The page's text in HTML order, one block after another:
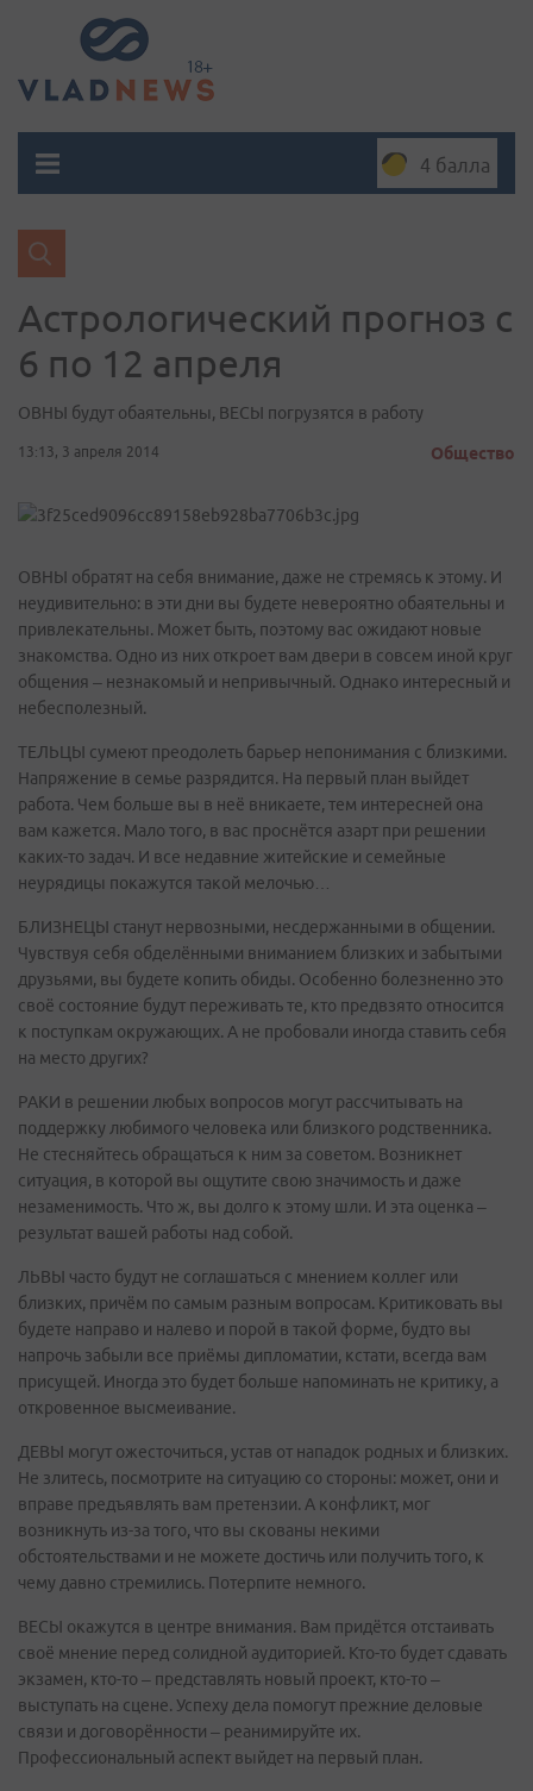
4 балла
Астрологический прогноз с
6 по 12 апреля
ОВНЫ будут обаятельны, ВЕСЫ погрузятся в работу
13:13, 3 апреля 2014 Общество
ОВНЫ обратят на себя внимание, даже не стремясь к этому. И
неудивительно: в эти дни вы будете невероятно обаятельны и
привлекательны. Может быть, поэтому вас ожидают новые
знакомства. Одно из них откроет вам двери в совсем иной круг
общения – незнакомый и непривычный. Однако интересный и
небесполезный.
ТЕЛЬЦЫ сумеют преодолеть барьер непонимания с близкими.
Напряжение в семье разрядится. На первый план выйдет
работа. Чем больше вы в неё вникаете, тем интересней она
вам кажется. Мало того, в вас проснётся азарт при решении
каких-то задач. И все недавние житейские и семейные
неурядицы покажутся такой мелочью…
БЛИЗНЕЦЫ станут нервозными, несдержанными в общении.
Чувствуя себя обделёнными вниманием близких и забытыми
друзьями, вы будете копить обиды. Особенно болезненно это
своё состояние будут переживать те, кто предвзято относится
к поступкам окружающих. А не пробовали иногда ставить себя
на место других?
РАКИ в решении любых вопросов могут рассчитывать на
поддержку любимого человека или близкого родственника.
Не стесняйтесь обращаться к ним за советом. Возникнет
ситуация, в которой вы ощутите свою значимость и даже
незаменимость. Что ж, вы долго к этому шли. И эта оценка –
результат вашей работы над собой.
ЛЬВЫ часто будут не соглашаться с мнением коллег или
близких, причём по самым разным вопросам. Критиковать вы
будете направо и налево и порой в такой форме, будто вы
напрочь забыли все приёмы дипломатии, кстати, всегда вам
присущей. Иногда это будет больше напоминать не критику, а
откровенное высмеивание.
ДЕВЫ могут ожесточиться, устав от нападок родных и близких.
Не злитесь, посмотрите на ситуацию со стороны: может, они и
вправе предъявлять вам претензии. А конфликт, мог
возникнуть из-за того, что вы скованы некими
обстоятельствами и не можете достичь или получить того, к
чему давно стремились. Потерпите немного.
ВЕСЫ окажутся в центре внимания. Вам придётся отстаивать
своё мнение перед солидной аудиторией. Кто-то будет сдавать
экзамен, кто-то – представлять новый проект, кто-то –
выступать на сцене. Успеху дела помогут прежние деловые
связи и договорённости – реанимируйте их.
Профессиональный аспект выйдет на первый план.